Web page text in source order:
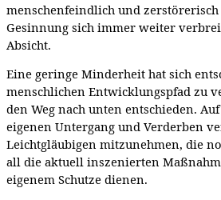
menschenfeindlich und zerstörerisch
Gesinnung sich immer weiter
Absicht.
Eine geringe Minderheit hat sich
menschlichen Entwicklungspfad zu
den Weg nach unten entschieden.
eigenen Untergang und Verderben
Leichtgläubigen mitzunehmen, die
all die aktuell inszenierten
eigenem Schutze dienen.